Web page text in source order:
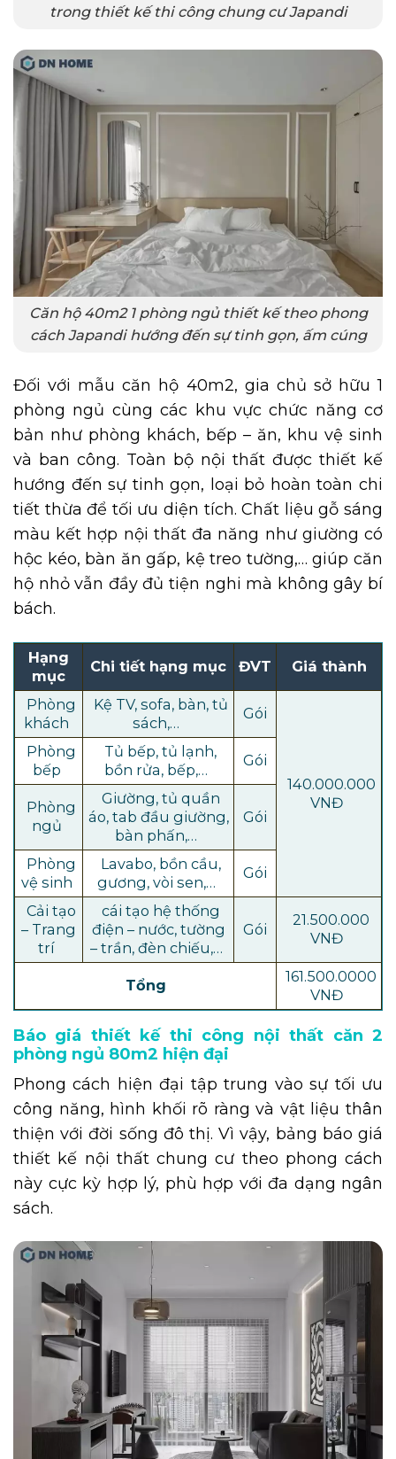
trong thiết kế thi công chung cư Japandi
Căn hộ 40m2 1 phòng ngủ thiết kế theo phong
cách Japandi hướng đến sự tinh gọn, ấm cúng
Đối với mẫu căn hộ 40m2, gia chủ sở hữu 1
phòng ngủ cùng các khu vực chức năng cơ
bản như phòng khách, bếp – ăn, khu vệ sinh
và ban công. Toàn bộ nội thất được thiết kế
hướng đến sự tinh gọn, loại bỏ hoàn toàn chi
tiết thừa để tối ưu diện tích. Chất liệu gỗ sáng
màu kết hợp nội thất đa năng như giường có
hộc kéo, bàn ăn gấp, kệ treo tường,… giúp căn
hộ nhỏ vẫn đầy đủ tiện nghi mà không gây bí
bách.
Hạng
mục
Chi tiết hạng mục ĐVT Giá thành
Phòng
khách
Kệ TV, sofa, bàn, tủ
sách,…
Gói
140.000.000
VNĐ
Phòng
bếp
Tủ bếp, tủ lạnh,
bồn rửa, bếp,…
Gói
Phòng
ngủ
Giường, tủ quần
áo, tab đầu giường,
bàn phấn,…
Gói
Phòng
vệ sinh
Lavabo, bồn cầu,
gương, vòi sen,…
Gói
Cải tạo
– Trang
trí
cái tạo hệ thống
điện – nước, tường
– trần, đèn chiếu,…
Gói
21.500.000
VNĐ
Tổng
161.500.0000
VNĐ
Báo giá thiết kế thi công nội thất căn 2
phòng ngủ 80m2 hiện đại
Phong cách hiện đại tập trung vào sự tối ưu
công năng, hình khối rõ ràng và vật liệu thân
thiện với đời sống đô thị. Vì vậy, bảng báo giá
thiết kế nội thất chung cư theo phong cách
này cực kỳ hợp lý, phù hợp với đa dạng ngân
sách.